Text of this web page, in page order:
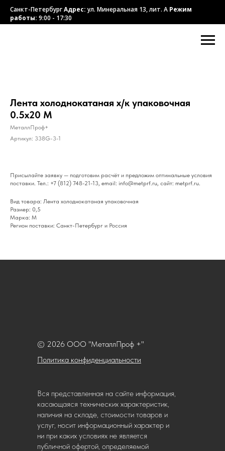
Санкт-ПетербургАдрес:ул. Минеральная 13, лит. А Режим
работы: 9:00 - 17:30
Лента холоднокатаная х/к упаковочная
0.5x20 М
МеталлПроф+
Артикул: 338G-3-1
Присылайте заявку — подготовим расчёт и предложим оптимальные условия
поставки. Тел.: +7 (812) 748-21-13, email: info@metprf.ru, сайт: metprf.ru.
Вид товара: Лента холоднокатаная упаковочная
Размер: 0,5
Марка: М
Регион поставки: Санкт-Петербург и Россия
Политика конфиденциальности
© 2026 ООО "МеталлПроф +"
Вся представленная на сайте информация,
касающаяся технических характеристик,
наличия на складе, стоимости товаров и
услуг, носит информационный характер и
ни при каких условиях не является
публичной офертой, определяемой